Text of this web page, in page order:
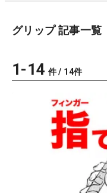
グリップ記事一覧
1-14 件 / 14件